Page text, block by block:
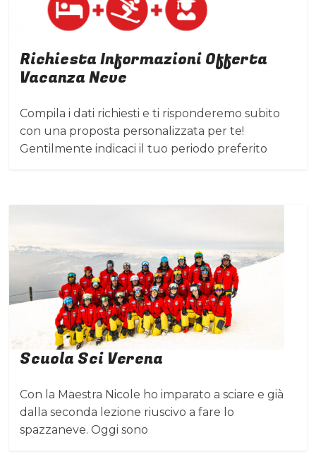
Richiesta Informazioni Offerta
Vacanza Neve
Compila i dati richiesti e ti risponderemo subito
con una proposta personalizzata per te!
Gentilmente indicaci il tuo periodo preferito
Scuola Sci Verena
Con la Maestra Nicole ho imparato a sciare e già
dalla seconda lezione riuscivo a fare lo
spazzaneve. Oggi sono